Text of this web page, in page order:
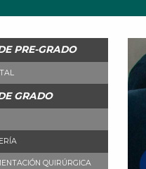
PRE-GRADO
GRADO
QUIRÚRGICA